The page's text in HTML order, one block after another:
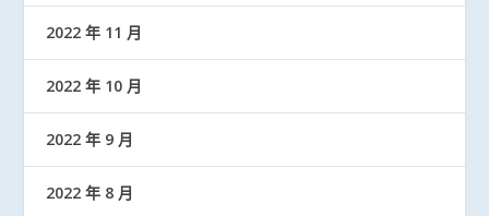
2022 年 11 月
2022 年 10 月
2022 年 9 月
2022 年 8 月